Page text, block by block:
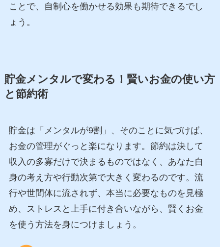
ことで、自制心を働かせる効果も期待できるでし
ょう。
貯金メンタルで変わる！賢いお金の使い方
と節約術
貯金は「メンタルが9割」、そのことに気づけば、
お金の管理がぐっと楽になります。節約は決して
収入の多寡だけで決まるものではなく、あなた自
身の考え方や行動次第で大きく変わるのです。流
行や世間体に流されず、本当に必要なものを見極
め、ストレスと上手に付き合いながら、賢くお金
を使う方法を身につけましょう。